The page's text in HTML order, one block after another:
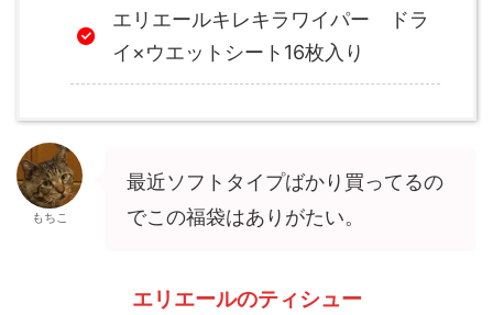
エリエールキレキラワイパー ドラ
イ×ウエットシート16枚入り
もちこ
最近ソフトタイプばかり買ってるの
でこの福袋はありがたい。
エリエールのティシュー